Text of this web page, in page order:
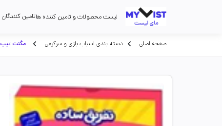
لیست محصولات و تامین کننده هاتامین کنندگان
صفحه اصلی دسته بندی اسباب بازی و سرگرمی مگنت تیپ4کلاسیک248قطعه